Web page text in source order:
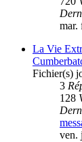
mar.
La Vie
Fichier(s)
3
128
ven.